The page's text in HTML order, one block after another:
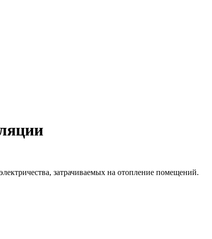
затрачиваемых на отопление помещений.